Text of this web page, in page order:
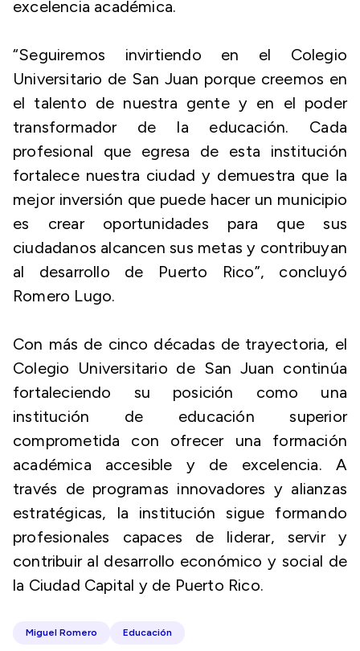
excelencia académica.
“Seguiremos invirtiendo en el Colegio
Universitario de San Juan porque creemos en
el talento de nuestra gente y en el poder
transformador de la educación. Cada
profesional que egresa de esta institución
fortalece nuestra ciudad y demuestra que la
mejor inversión que puede hacer un municipio
es crear oportunidades para que sus
ciudadanos alcancen sus metas y contribuyan
al desarrollo de Puerto Rico”, concluyó
Romero Lugo.
Con más de cinco décadas de trayectoria, el
Colegio Universitario de San Juan continúa
fortaleciendo su posición como una
institución de educación superior
comprometida con ofrecer una formación
académica accesible y de excelencia. A
través de programas innovadores y alianzas
estratégicas, la institución sigue formando
profesionales capaces de liderar, servir y
contribuir al desarrollo económico y social de
la Ciudad Capital y de Puerto Rico.
Miguel Romero Educación